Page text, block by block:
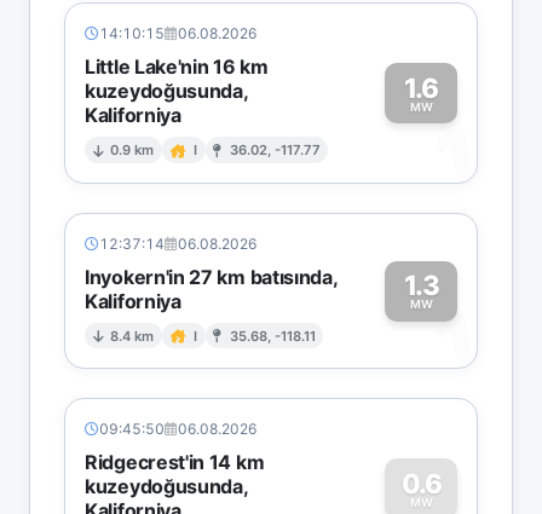
14:10:15 06.08.2026
Little Lake'nin 16 km
kuzeydoğusunda,
Kaliforniya
0.9 km I 36.02, -117.77
1.6
MW
1
12:37:14 06.08.2026
Inyokern'in 27 km batısında,
Kaliforniya
8.4 km I 35.68, -118.11
1.3
MW1
09:45:50 06.08.2026
Ridgecrest'in 14 km
kuzeydoğusunda,
0.6
MW